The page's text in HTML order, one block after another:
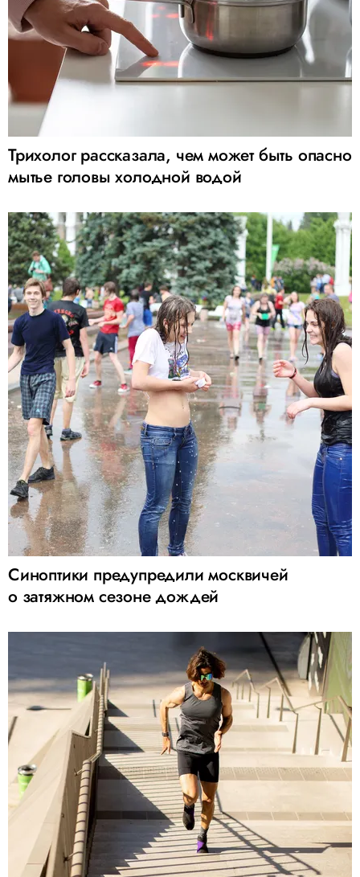
Трихолог рассказала, чем может быть опасно
мытье головы холодной водой
Синоптики предупредили москвичей
о затяжном сезоне дождей